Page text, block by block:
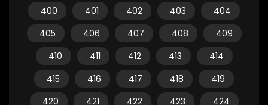
400
401 402 403
404
405
406 407 408
409
410
411 412 413
414
415
416 417 418
419
420
421 422 423 424